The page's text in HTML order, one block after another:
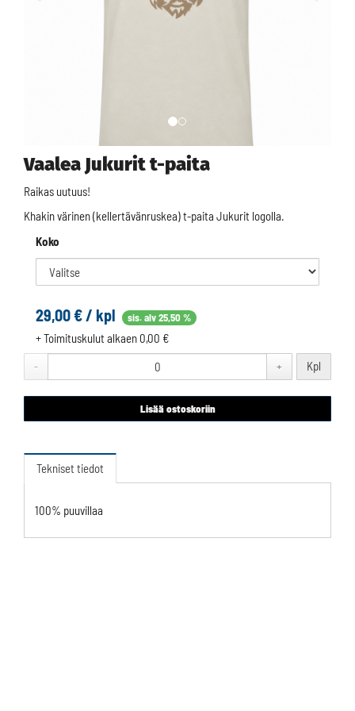
Vaalea Jukurit t-paita
Raikas uutuus!
Khakin värinen (kellertävänruskea) t-paita Jukurit logolla.
Koko
29,00€ / kpl sis. alv 25,50 %
+ Toimituskulut alkaen 0,00 €
- + Kpl
Lisää ostoskoriin
Tekniset tiedot
100% puuvillaa